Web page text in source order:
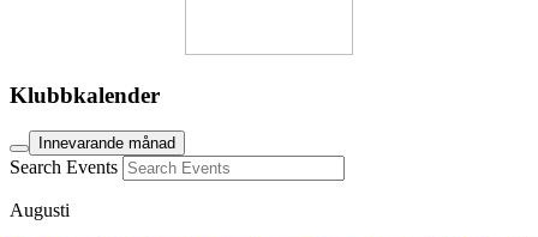
Klubbkalender
Innevarande månad
Search Events
Augusti